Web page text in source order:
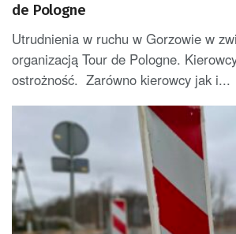
de Pologne
Utrudnienia w ruchu w Gorzowie w
organizacją Tour de Pologne.
ostrożność. Zarówno kierowcy jak i...